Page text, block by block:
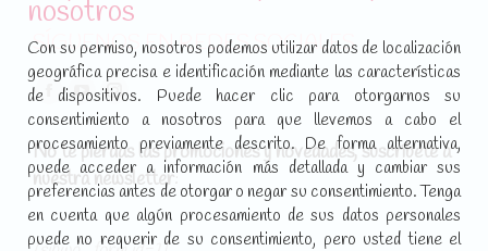
SÍGUENOS EN REDES SOCIALES
Encuéntranos en:
Facebook
page
opens
in
new
window
YouTube
page
opens
in
new
window
Instagram
page
opens
in
new
window
No te pierdas las promociones y novedades, suscríbete a
nuestra newsletter:
nosotros
Con su permiso, nosotros podemos utilizar datos de localización
geográfica precisa e identificación mediante las características
de dispositivos. Puede hacer clic para otorgarnos su
consentimiento a nosotros para que llevemos a cabo el
procesamiento previamente descrito. De forma alternativa,
puede acceder a información más detallada y cambiar sus
preferencias antes de otorgar o negar su consentimiento. Tenga
en cuenta que algún procesamiento de sus datos personales
puede no requerir de su consentimiento, pero usted tiene el